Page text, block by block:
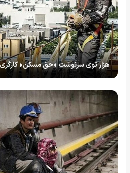
هزار توی سرنوشت «حق مسکن» کارگری